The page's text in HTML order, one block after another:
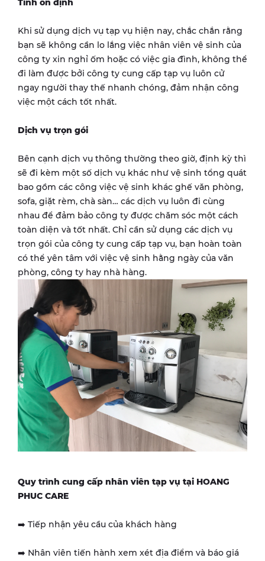
Tính ổn định
Khi sử dụng dịch vụ tạp vụ hiện nay, chắc chắn rằng
bạn sẽ không cần lo lắng việc nhân viên vệ sinh của
công ty xin nghỉ ốm hoặc có việc gia đình, không thể
đi làm được bởi công ty cung cấp tạp vụ luôn cử
ngay người thay thế nhanh chóng, đảm nhận công
việc một cách tốt nhất.
Dịch vụ trọn gói
Bên cạnh dịch vụ thông thường theo giờ, định kỳ thì
sẽ đi kèm một số dịch vụ khác như vệ sinh tổng quát
bao gồm các công việc vệ sinh khác ghế văn phòng,
sofa, giặt rèm, chà sàn… các dịch vụ luôn đi cùng
nhau để đảm bảo công ty được chăm sóc một cách
toàn diện và tốt nhất. Chỉ cần sử dụng các dịch vụ
trọn gói của công ty cung cấp tạp vụ, bạn hoàn toàn
có thể yên tâm với việc vệ sinh hằng ngày của văn
phòng, công ty hay nhà hàng.
Quy trình cung cấp nhân viên tạp vụ tại HOANG
PHUC CARE
➡️ Tiếp nhận yêu cầu của khách hàng
➡️ Nhân viên tiến hành xem xét địa điểm và báo giá